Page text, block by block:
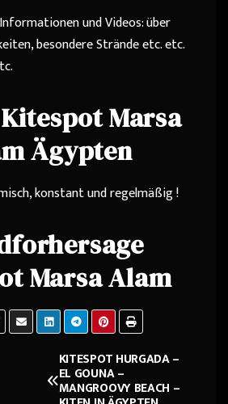
und Videos: über
besondere Strände etc. etc.
Marsa
Ägypten
konstant und regelmäßig!
Marsa Alam
KITESPOT HURGADA –
EL GOUNA –
MANGROOVY BEACH –